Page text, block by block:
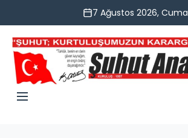
7 Ağustos 2026, Cuma